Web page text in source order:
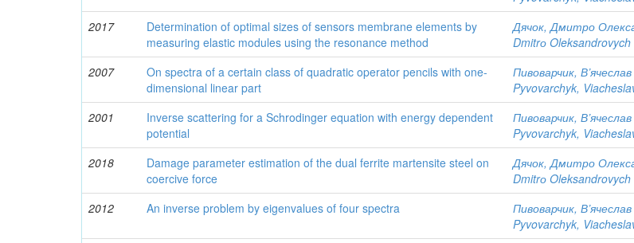
2017
Determination of optimal sizes of sensors membrane elements by
measuring elastic modules using the resonance method
Дячок, Дмитро
Dmitrо Oleksandrovych
2007
On spectra of a certain class of quadratic operator pencils with one-
dimensional linear part
Пивоварчик,
Pyvovarchyk,
2001
Inverse scattering for a Schrodinger equation with energy dependent
potential
Пивоварчик,
Pyvovarchyk,
2018
Damage parameter estimation of the dual ferrite martensite steel on
coercive force
Дячок, Дмитро
Dmitrо Oleksandrovych
2012
An inverse problem by eigenvalues of four spectra Пивоварчик,
Pyvovarchyk,